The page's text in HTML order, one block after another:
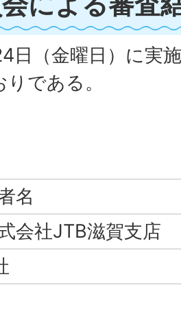
日（金曜日）に実
である。
名
会社JTB滋賀支店